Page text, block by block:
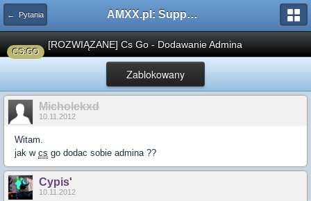
← Pytania AMXX.pl: Support AMX Mod X i SourceMod
CS:GO
[ROZWIĄZANE] Cs Go - Dodawanie Admina
Zablokowany
Micholekxd
10.11.2012
Witam.
jak w cs go dodac sobie admina ??
Cypis'
10.11.2012